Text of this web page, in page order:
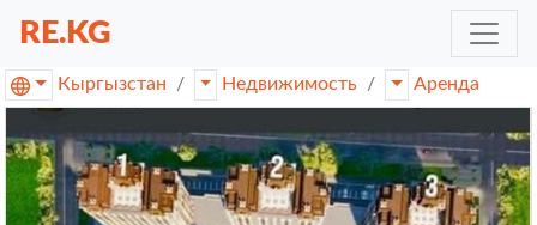
RE.KG
Кыргызстан Недвижимость Аренда